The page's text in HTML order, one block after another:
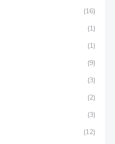
(16)
(1)
(1)
(9)
(3)
(2)
(3)
(12)